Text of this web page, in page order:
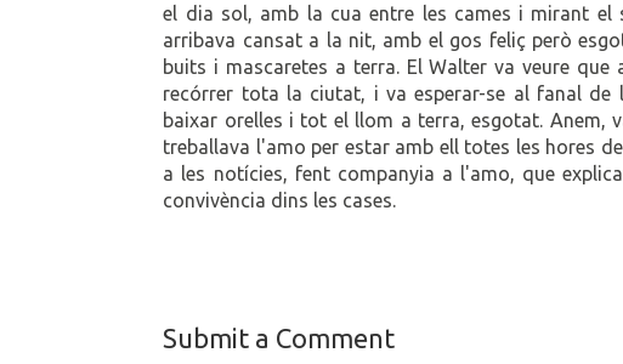
el dia sol, amb la cua entre les cames i mirant
arribava cansat a la nit, amb el gos feliç però
buits i mascaretes a terra. El Walter va veure
recórrer tota la ciutat, i va esperar-se al fanal
baixar orelles i tot el llom a terra, esgotat. Anem,
treballava l'amo per estar amb ell totes les hores
a les notícies, fent companyia a l'amo, que
convivència dins les cases.
Submit a Comment